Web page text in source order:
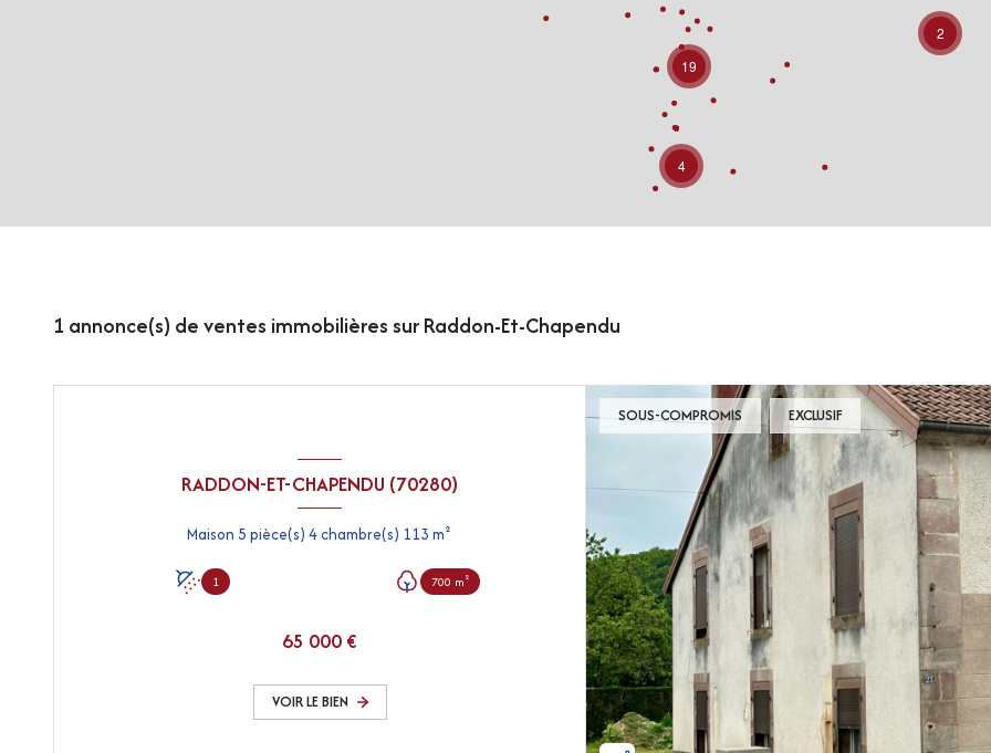
2
4
19
1 annonce(s) de ventes immobilières sur Raddon-Et-Chapendu
SOUS-COMPROMIS EXCLUSIF
RADDON-ET-CHAPENDU (70280)
Maison 5 pièce(s) 4 chambre(s) 113 m²
1 700 m²
65 000 €
VOIR LE BIEN